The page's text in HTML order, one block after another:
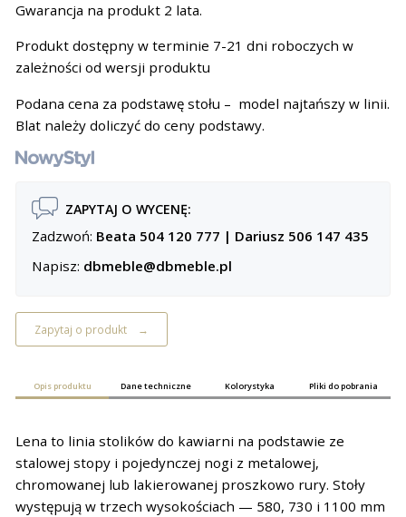
Gwarancja na produkt 2 lata.
Produkt dostępny w terminie 7-21 dni roboczych w
zależności od wersji produktu
Podana cena za podstawę stołu – model najtańszy w linii.
Blat należy doliczyć do ceny podstawy.
ZAPYTAJ O WYCENĘ:
Zadzwoń: Beata 504 120 777 | Dariusz 506 147 435
Napisz: dbmeble@dbmeble.pl
Zapytaj o produkt
Opis produktu Dane techniczne Kolorystyka Pliki do pobrania
Lena to linia stolików do kawiarni na podstawie ze
stalowej stopy i pojedynczej nogi z metalowej,
chromowanej lub lakierowanej proszkowo rury. Stoły
występują w trzech wysokościach — 580, 730 i 1100 mm